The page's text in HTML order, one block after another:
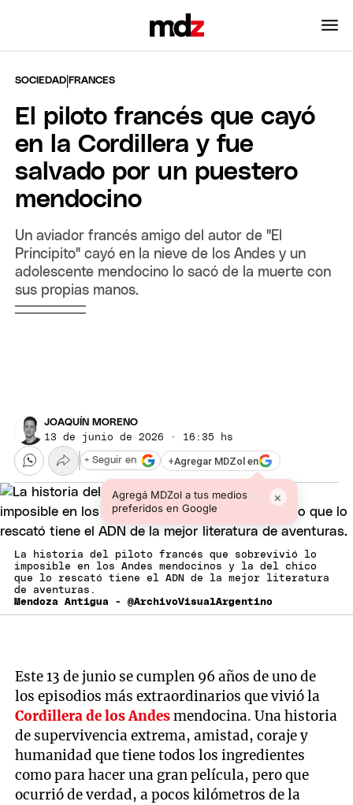
SOCIEDAD |FRANCES
El piloto francés que cayó
en la Cordillera y fue
salvado por un puestero
mendocino
Un aviador francés amigo del autor de "El
Principito" cayó en la nieve de los Andes y un
adolescente mendocino lo sacó de la muerte con
sus propias manos.
JOAQUÍN MORENO
13 de junio de 2026 · 16:35 hs
+Agregar MDZol en
Agregá MDZol a tus medios
preferidos en Google
×
+ Seguir en
La historia del piloto francés que sobrevivió lo
imposible en los Andes mendocinos y la del chico
que lo rescató tiene el ADN de la mejor literatura
de aventuras.
Mendoza Antigua - @ArchivoVisualArgentino
Este 13 de junio se cumplen 96 años de uno de
los episodios más extraordinarios que vivió la
Cordillera de los Andesmendocina. Una historia
de supervivencia extrema, amistad, coraje y
humanidad que tiene todos los ingredientes
como para hacer una gran película, pero que
ocurrió de verdad, a pocos kilómetros de la